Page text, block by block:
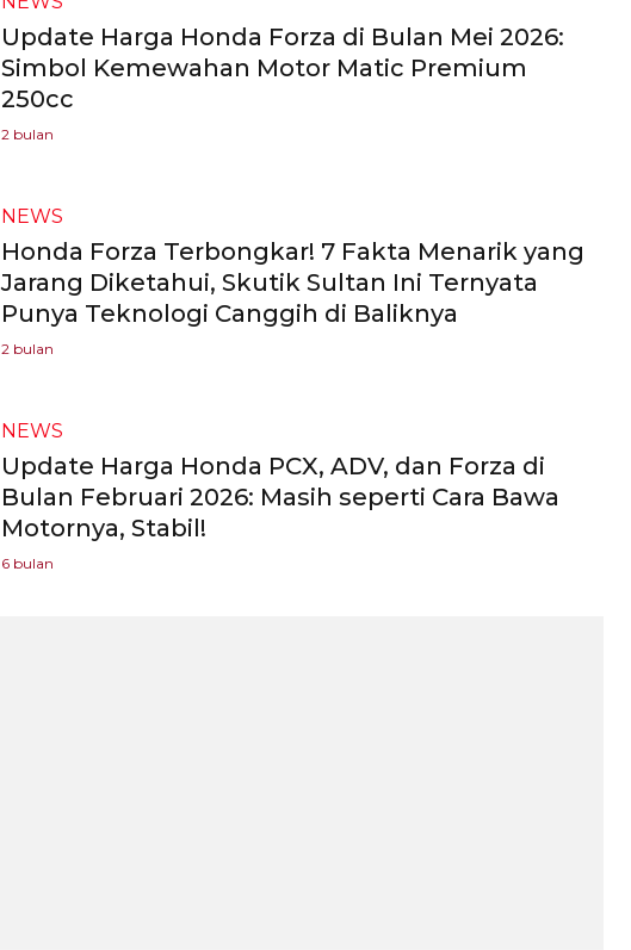
Update Harga Honda Forza di Bulan Mei 2026:
Simbol Kemewahan Motor Matic Premium
250cc
2 bulan
NEWS
Honda Forza Terbongkar! 7 Fakta Menarik yang
Jarang Diketahui, Skutik Sultan Ini Ternyata
Punya Teknologi Canggih di Baliknya
2 bulan
NEWS
Update Harga Honda PCX, ADV, dan Forza di
Bulan Februari 2026: Masih seperti Cara Bawa
Motornya, Stabil!
6 bulan